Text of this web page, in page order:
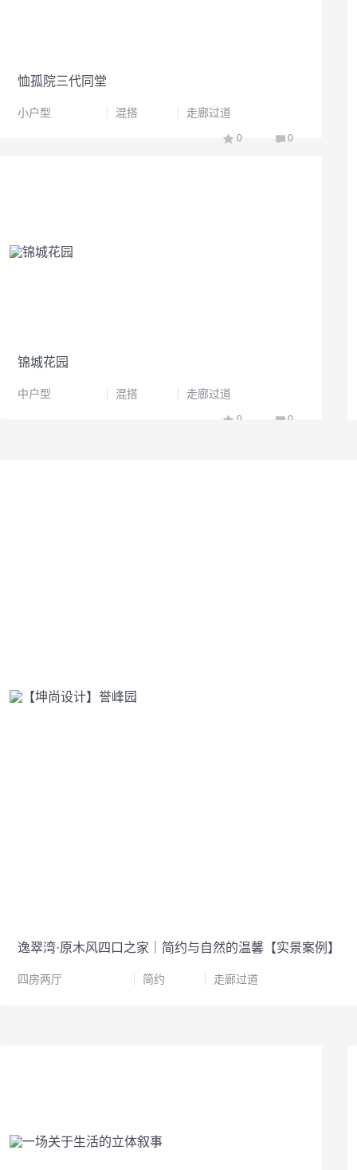
恤孤院三代同堂
小户型 混搭 走廊过道
0 0
锦城花园
中户型 混搭 走廊过道
0 0
逸翠湾·原木风四口之家｜简约与自然的温馨【实景案例】
四房两厅 简约 走廊过道